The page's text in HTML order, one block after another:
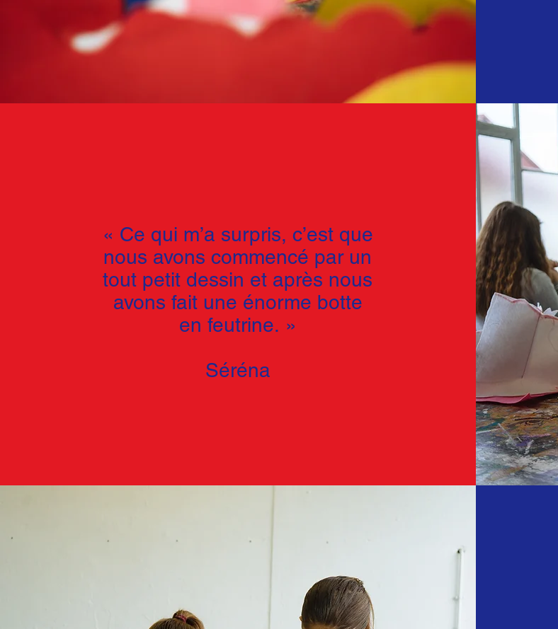
« Ce qui m’a surpris, c’est que
nous avons commencé par un
tout petit dessin et après nous
avons fait une énorme botte
en feutrine. »
Séréna